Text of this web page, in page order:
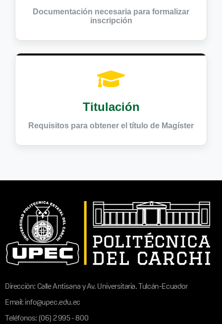
Documentación necesaria para formalizar
inscripción
Titulación
Requisitos para obtener el título de Magíster
Dirección: Calle Antisana y Av. Universitaria. Tulcán-Ecuador
Email: info@upec.edu.ec
Teléfonos: (06) 2 995 - 800